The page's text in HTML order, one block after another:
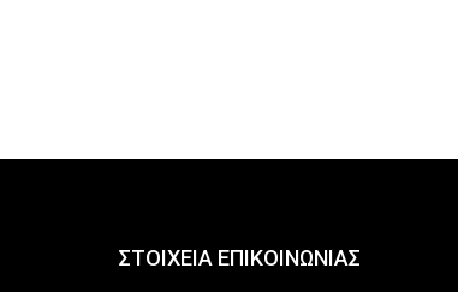
ΣΤΟΙΧΕΙΑ ΕΠΙΚΟΙΝΩΝΙΑΣ